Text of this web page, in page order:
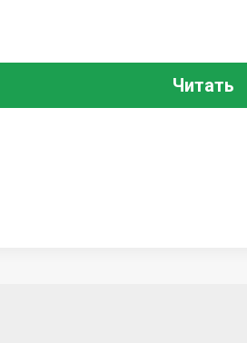
Читать